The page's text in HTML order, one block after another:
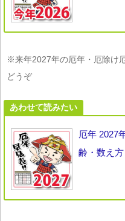
※来年2027年の厄年・厄除け
どうぞ
あわせて読みたい
厄年 2027
齢・数え